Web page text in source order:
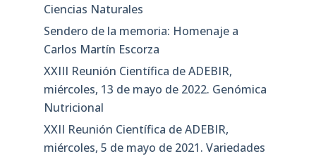
Ciencias Naturales
Sendero de la memoria: Homenaje a
Carlos Martín Escorza
XXIII Reunión Científica de ADEBIR,
miércoles, 13 de mayo de 2022. Genómica
Nutricional
XXII Reunión Científica de ADEBIR,
miércoles, 5 de mayo de 2021. Variedades